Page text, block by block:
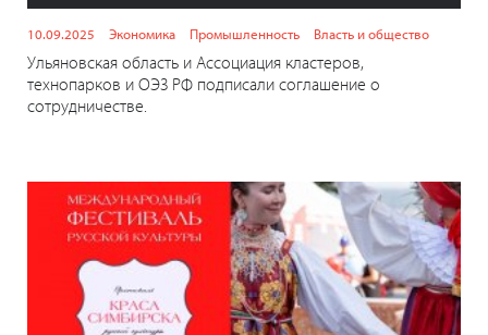
10.09.2025 Экономика Промышленность Власть и общество
Ульяновская область и Ассоциация кластеров,
технопарков и ОЭЗ РФ подписали соглашение о
сотрудничестве.